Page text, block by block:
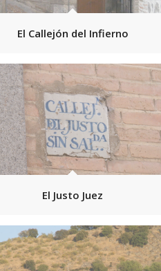
El Callejón del Infierno
El Justo Juez